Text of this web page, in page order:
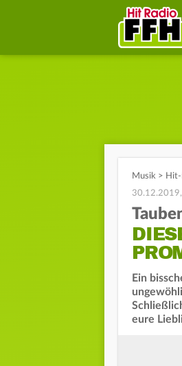
Musik >
Ein
eure